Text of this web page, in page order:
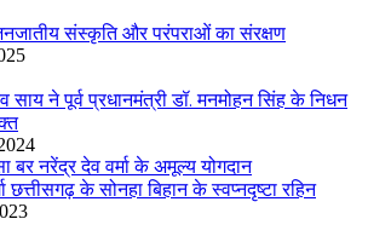
संस्कृति और परंपराओं का संरक्षण
साय ने पूर्व प्रधानमंत्री डॉ. मनमोहन सिंह के निधन
छत्तीसगढ़ के सोनहा बिहान के स्वप्नदृष्टा रहिन